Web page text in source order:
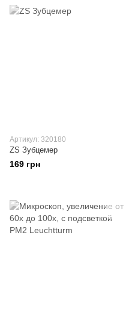
Артикул: 320180
ZS Зубцемер
169 грн